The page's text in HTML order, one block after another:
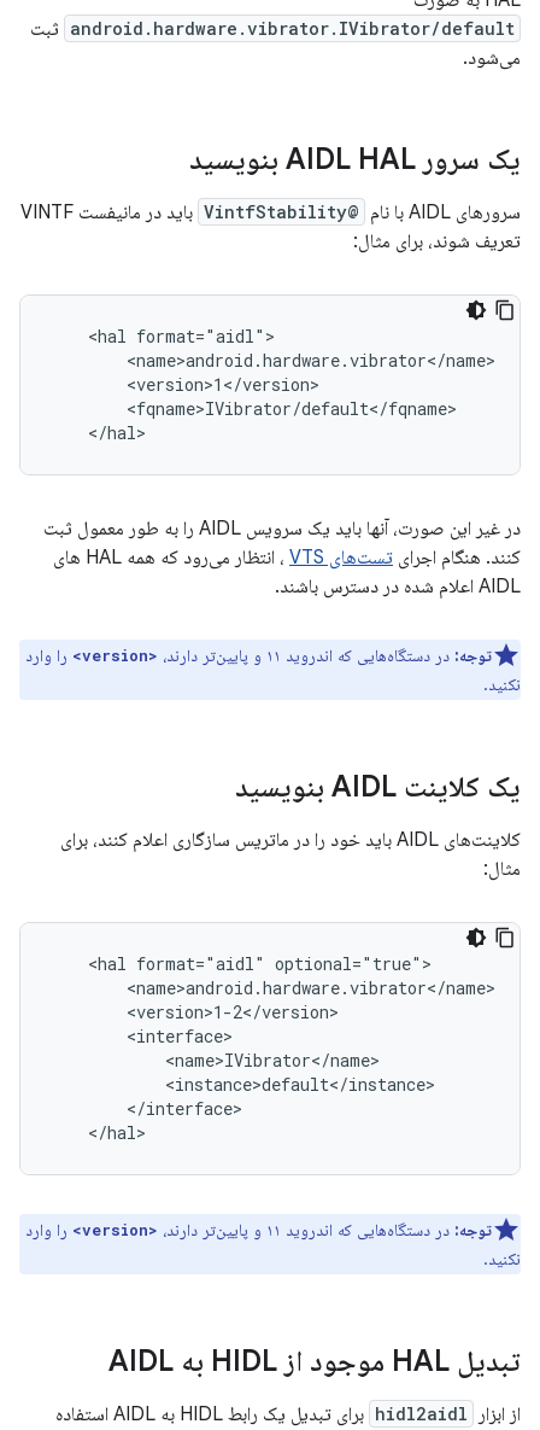
android.hardware.vibrator.IVibrator/default ثبت
می‌شود.
یک سرور AIDL HAL بنویسید
سرورهای AIDL با نام @VintfStability
باید در مانیفست VINTF
تعریف شوند، برای مثال:
    <hal format="aidl">
        <name>android.hardware.vibrator</name>
        <version>1</version>
        <fqname>IVibrator/default</fqname>
در غیر این صورت، آنها باید یک سرویس AIDL را به طور معمول ثبت
کنند. هنگام اجرای تست‌های VTS
، انتظار می‌رود که همه HAL های
AIDL اعلام شده در دسترس باشند.
توجه: در دستگاه‌هایی که اندروید ۱۱ و پایین‌تر دارند، <version>
را وارد
نکنید.
یک کلاینت AIDL بنویسید
کلاینت‌های AIDL باید خود را در ماتریس سازگاری اعلام کنند، برای
مثال:
    <hal format="aidl" optional="true">
        <name>android.hardware.vibrator</name>
        <version>1-2</version>
        <interface>
            <name>IVibrator</name>
            <instance>default</instance>
        </interface>
توجه: در دستگاه‌هایی که اندروید ۱۱ و پایین‌تر دارند، <version>
را وارد
نکنید.
تبدیل HAL موجود از HIDL به AIDL
از ابزار hidl2aidl
برای تبدیل یک رابط HIDL به AIDL استفاده